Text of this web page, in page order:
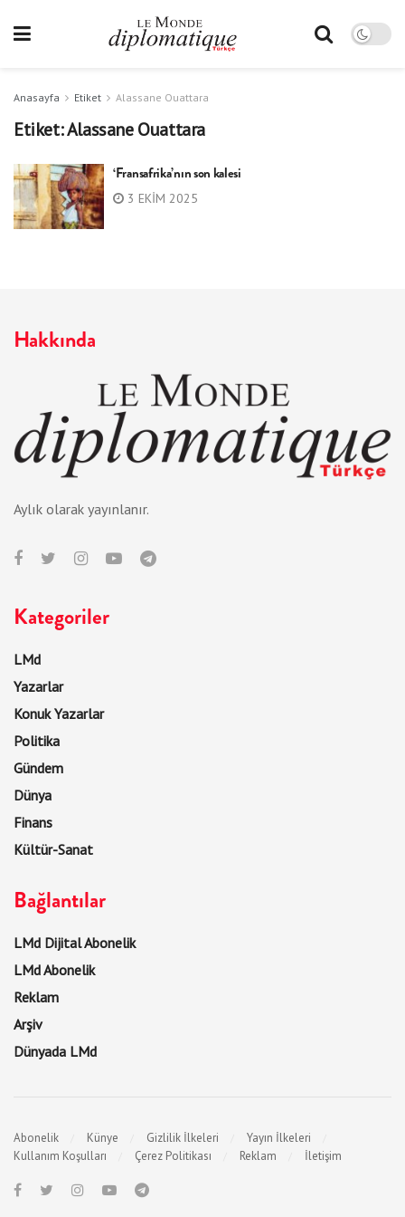
Anasayfa Etiket Alassane Ouattara
Etiket:Alassane Ouattara
‘Fransafrika’nın son kalesi
3 EKIM 2025
Hakkında
Aylık olarak yayınlanır.
Kategoriler
LMd
Yazarlar
Konuk Yazarlar
Politika
Gündem
Dünya
Finans
Kültür-Sanat
Bağlantılar
LMd Dijital Abonelik
LMd Abonelik
Reklam
Arşiv
Dünyada LMd
Abonelik Künye Gizlilik İlkeleri
Yayın İlkeleri
Kullanım Koşulları
Çerez Politikası Reklam İletişim